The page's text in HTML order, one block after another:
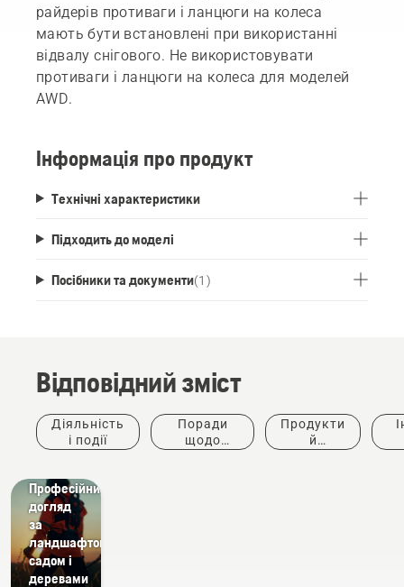
райдерів противаги і ланцюги на колеса
мають бути встановлені при використанні
відвалу снігового. Не використовувати
противаги і ланцюги на колеса для моделей
AWD.
Інформація про продукт
Технічні характеристики
Підходить до моделі
Посібники та документи(1 )
Відповідний зміст
Діяльність
і події
Поради
щодо
Продукти
й
Професійний
догляд
за
ландшафтом,
садом і
деревами